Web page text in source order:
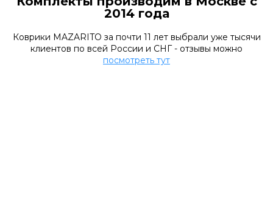
2014 года
Коврики MAZARITO за почти 11 лет выбрали уже тысячи
клиентов по всей России и СНГ - отзывы можно
посмотреть тут